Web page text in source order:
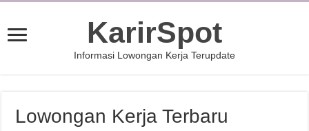
KarirSpot
Informasi Lowongan Kerja Terupdate
Lowongan Kerja Terbaru